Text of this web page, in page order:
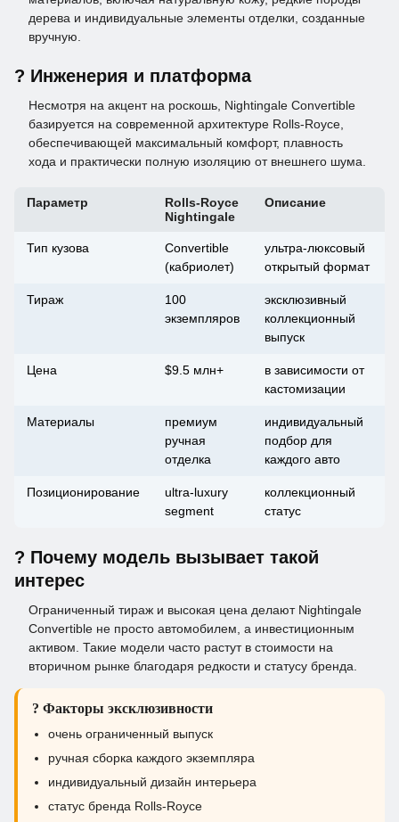
дерева и индивидуальные элементы отделки, созданные
вручную.
? Инженерия и платформа
Несмотря на акцент на роскошь, Nightingale Convertible
базируется на современной архитектуре Rolls-Royce,
обеспечивающей максимальный комфорт, плавность
хода и практически полную изоляцию от внешнего шума.
Параметр
Rolls-Royce
Nightingale
Описание
Тип кузова
Convertible
(кабриолет)
ультра-люксовый
открытый формат
Тираж
100
экземпляров
эксклюзивный
коллекционный
выпуск
Цена $9.5 млн+
в зависимости от
кастомизации
Материалы
премиум
ручная
отделка
индивидуальный
подбор для
каждого авто
Позиционирование
ultra-luxury
segment
коллекционный
статус
? Почему модель вызывает такой
интерес
Ограниченный тираж и высокая цена делают Nightingale
Convertible не просто автомобилем, а инвестиционным
активом. Такие модели часто растут в стоимости на
вторичном рынке благодаря редкости и статусу бренда.
? Факторы эксклюзивности
очень ограниченный выпуск
ручная сборка каждого экземпляра
индивидуальный дизайн интерьера
статус бренда Rolls-Royce